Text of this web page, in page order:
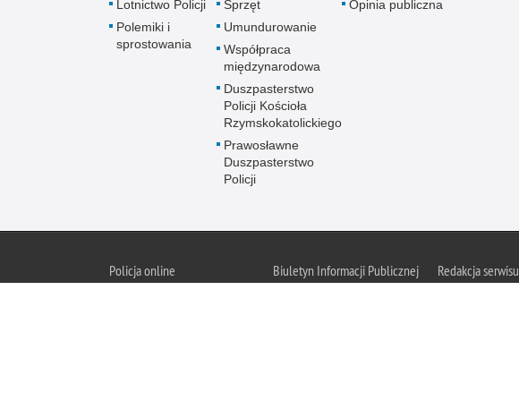
Lotnictwo Policji
Polemiki i
sprostowania
Sprzęt
Umundurowanie
Współpraca
międzynarodowa
Duszpasterstwo
Policji Kościoła
Rzymskokatolickiego
Prawosławne
Duszpasterstwo
Policji
Opinia publiczna
Policjaonline
Biuletyn Informacji Publicznej
Redakcja serwisu